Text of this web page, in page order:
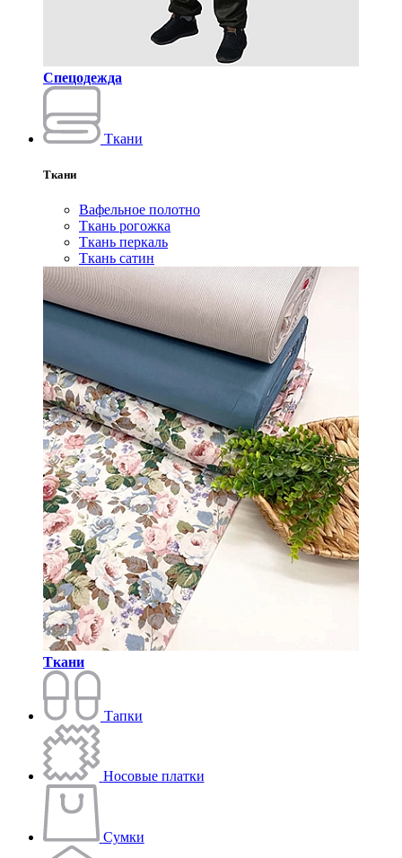
Спецодежда
Ткани
Ткани
Вафельное полотно
Ткань рогожка
Ткань перкаль
Ткань сатин
Ткани
Тапки
Носовые платки
Сумки